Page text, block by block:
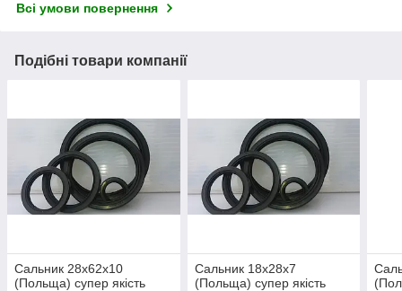
Всі умови повернення
Подібні товари компанії
Сальник 28х62х10
(Польща) супер якість
Сальник 18х28х7
(Польща) супер якість